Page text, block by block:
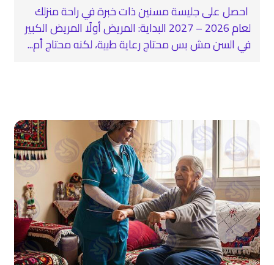
احصل على جليسة مسنين ذات خبرة في راحة منزلك
لعام 2026 – 2027 البداية: المريض أولًا المريض الكبير
في السن مش بس محتاج رعاية طبية، لكنه محتاج أم...